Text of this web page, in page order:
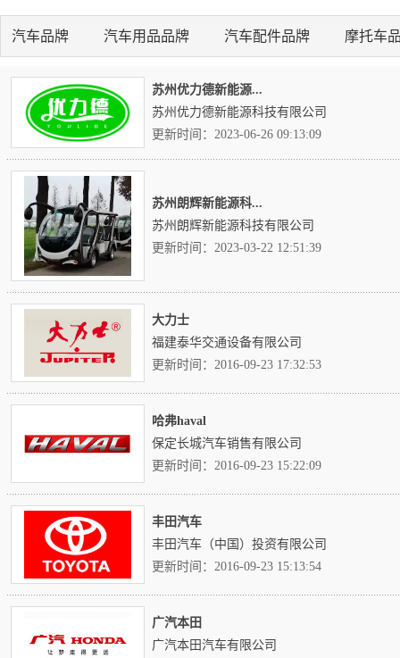
汽车品牌 汽车用品品牌 汽车配件品牌 摩托车
苏州优力德新能源...
苏州优力德新能源科技有限公司
更新时间：2023-06-26 09:13:09
苏州朗辉新能源科...
苏州朗辉新能源科技有限公司
更新时间：2023-03-22 12:51:39
大力士
福建泰华交通设备有限公司
更新时间：2016-09-23 17:32:53
哈弗haval
保定长城汽车销售有限公司
更新时间：2016-09-23 15:22:09
丰田汽车
丰田汽车（中国）投资有限公司
更新时间：2016-09-23 15:13:54
广汽本田
广汽本田汽车有限公司